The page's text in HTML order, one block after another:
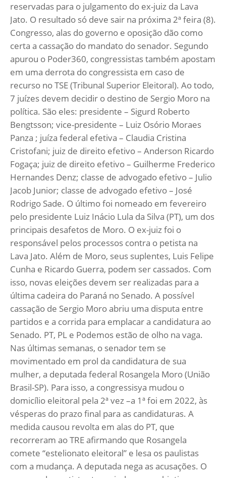
reservadas para o julgamento do ex-juiz da Lava
Jato. O resultado só deve sair na próxima 2ª feira (8).
Congresso, alas do governo e oposição dão como
certa a cassação do mandato do senador. Segundo
apurou o Poder360, congressistas também apostam
em uma derrota do congressista em caso de
recurso no TSE (Tribunal Superior Eleitoral). Ao todo,
7 juízes devem decidir o destino de Sergio Moro na
política. São eles: presidente – Sigurd Roberto
Bengtsson; vice-presidente – Luiz Osório Moraes
Panza ; juíza federal efetiva – Claudia Cristina
Cristofani; juiz de direito efetivo – Anderson Ricardo
Fogaça; juiz de direito efetivo – Guilherme Frederico
Hernandes Denz; classe de advogado efetivo – Julio
Jacob Junior; classe de advogado efetivo – José
Rodrigo Sade. O último foi nomeado em fevereiro
pelo presidente Luiz Inácio Lula da Silva (PT), um dos
principais desafetos de Moro. O ex-juiz foi o
responsável pelos processos contra o petista na
Lava Jato. Além de Moro, seus suplentes, Luis Felipe
Cunha e Ricardo Guerra, podem ser cassados. Com
isso, novas eleições devem ser realizadas para a
última cadeira do Paraná no Senado. A possível
cassação de Sergio Moro abriu uma disputa entre
partidos e a corrida para emplacar a candidatura ao
Senado. PT, PL e Podemos estão de olho na vaga.
Nas últimas semanas, o senador tem se
movimentado em prol da candidatura de sua
mulher, a deputada federal Rosangela Moro (União
Brasil-SP). Para isso, a congressisya mudou o
domicílio eleitoral pela 2ª vez –a 1ª foi em 2022, às
vésperas do prazo final para as candidaturas. A
medida causou revolta em alas do PT, que
recorreram ao TRE afirmando que Rosangela
comete “estelionato eleitoral” e lesa os paulistas
com a mudança. A deputada nega as acusações. O